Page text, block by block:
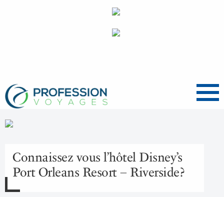
Menu
Connaissez vous l’hôtel Disney’s
Port Orleans Resort – Riverside?